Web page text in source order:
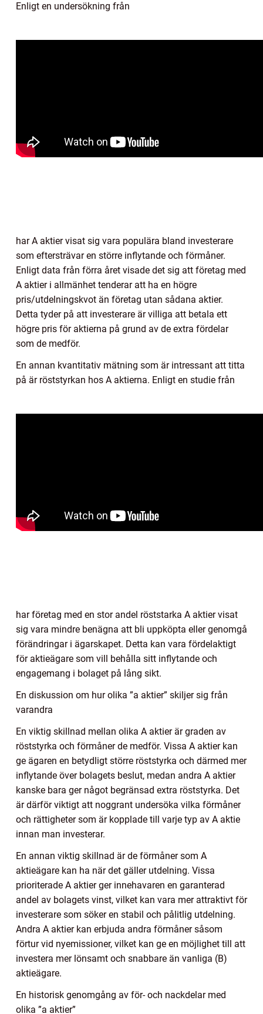
Enligt en undersökning från
har A aktier visat sig vara populära bland investerare
som eftersträvar en större inflytande och förmåner.
Enligt data från förra året visade det sig att företag med
A aktier i allmänhet tenderar att ha en högre
pris/utdelningskvot än företag utan sådana aktier.
Detta tyder på att investerare är villiga att betala ett
högre pris för aktierna på grund av de extra fördelar
som de medför.
En annan kvantitativ mätning som är intressant att titta
på är röststyrkan hos A aktierna. Enligt en studie från
har företag med en stor andel röststarka A aktier visat
sig vara mindre benägna att bli uppköpta eller genomgå
förändringar i ägarskapet. Detta kan vara fördelaktigt
för aktieägare som vill behålla sitt inflytande och
engagemang i bolaget på lång sikt.
En diskussion om hur olika ”a aktier” skiljer sig från
varandra
En viktig skillnad mellan olika A aktier är graden av
röststyrka och förmåner de medför. Vissa A aktier kan
ge ägaren en betydligt större röststyrka och därmed mer
inflytande över bolagets beslut, medan andra A aktier
kanske bara ger något begränsad extra röststyrka. Det
är därför viktigt att noggrant undersöka vilka förmåner
och rättigheter som är kopplade till varje typ av A aktie
innan man investerar.
En annan viktig skillnad är de förmåner som A
aktieägare kan ha när det gäller utdelning. Vissa
prioriterade A aktier ger innehavaren en garanterad
andel av bolagets vinst, vilket kan vara mer attraktivt för
investerare som söker en stabil och pålitlig utdelning.
Andra A aktier kan erbjuda andra förmåner såsom
förtur vid nyemissioner, vilket kan ge en möjlighet till att
investera mer lönsamt och snabbare än vanliga (B)
aktieägare.
En historisk genomgång av för- och nackdelar med
olika ”a aktier”